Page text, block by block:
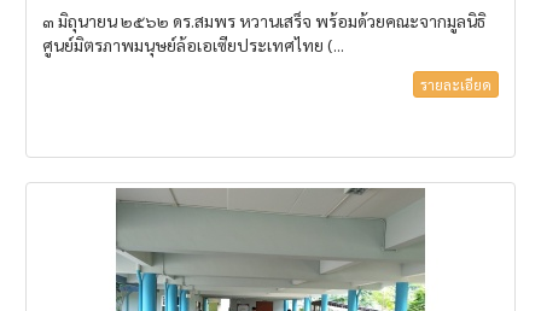
๓ มิถุนายน ๒๕๖๒ ดร.สมพร หวานเสร็จ พร้อมด้วยคณะจากมูลนิธิ
ศูนย์มิตรภาพมนุษย์ล้อเอเซียประเทศไทย (...
รายละเอียด